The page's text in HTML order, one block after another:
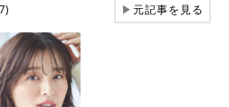
▶元記事を見る